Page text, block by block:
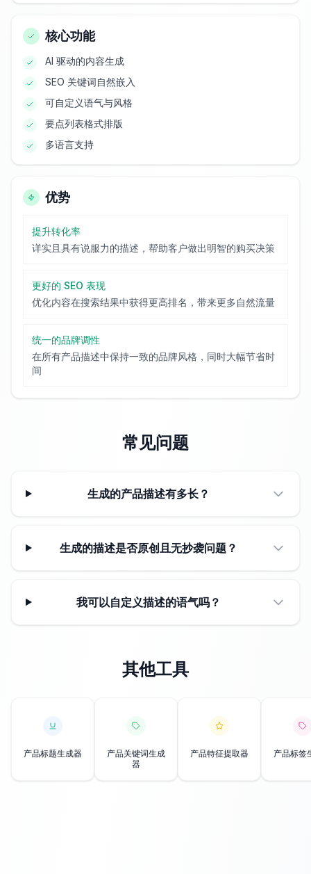
核心功能
AI 驱动的内容生成
SEO 关键词自然嵌入
可自定义语气与风格
要点列表格式排版
多语言支持
优势
提升转化率
详实且具有说服力的描述，帮助客户做出明智的购买决策
更好的 SEO 表现
优化内容在搜索结果中获得更高排名，带来更多自然流量
统一的品牌调性
在所有产品描述中保持一致的品牌风格，同时大幅节省时
间
常见问题
生成的产品描述有多长？
生成的描述是否原创且无抄袭问题？
我可以自定义描述的语气吗？
其他工具
产品标题生成器
产品关键词生成
器
产品特征提取器 产品标签